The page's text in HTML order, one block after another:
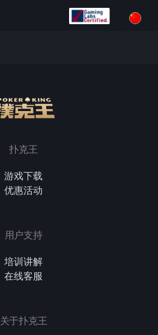
扑克王
游戏下载
优惠活动
用户支持
培训讲解
在线客服
关于扑克王